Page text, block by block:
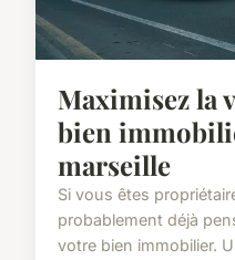
Maximisez la
bien
marseille
Si vous êtes
probablement déjà
votre bien immobilier.